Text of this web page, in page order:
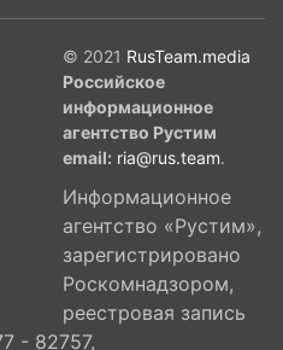
© 2021 RusTeam.media
Российское
информационное
агентство Рустим
email: ria@rus.team.
Информационное
агентство «Рустим»,
зарегистрировано
Роскомнадзором,
реестровая запись
- 82757,